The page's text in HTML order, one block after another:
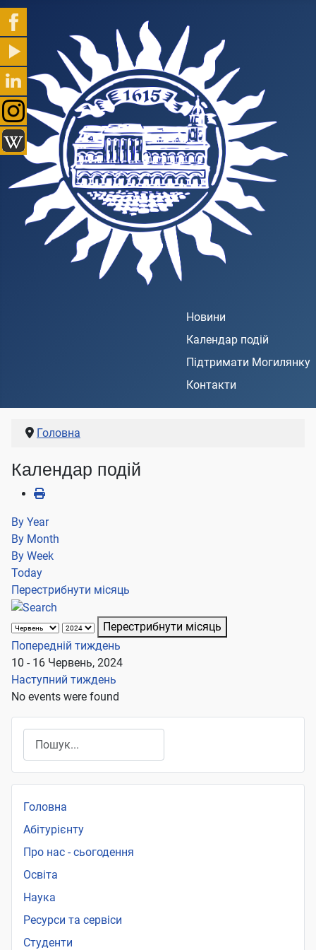
Новини
Календар подій
Підтримати Могилянку
Контакти
Головна
Календар подій
By Year
By Month
By Week
Today
Перестрибнути місяць
Перестрибнути місяць
Попередній тиждень
10 - 16 Червень, 2024
Наступний тиждень
No events were found
Головна
Абітурієнту
Про нас - сьогодення
Освіта
Наука
Ресурси та сервіси
Студенти